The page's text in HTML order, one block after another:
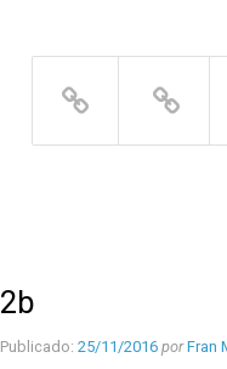
2b
Publicado: 25/11/2016 por Fran